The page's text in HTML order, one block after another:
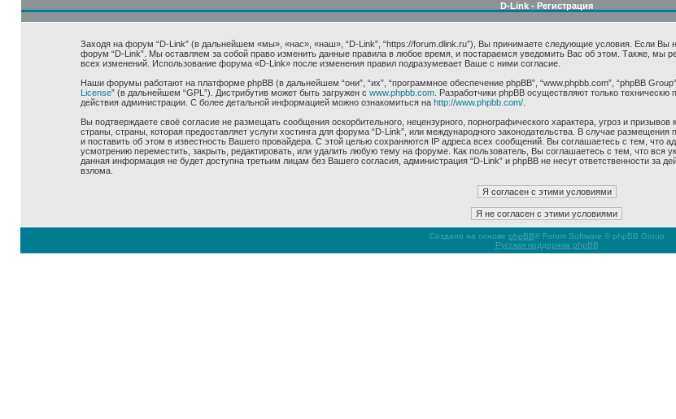
D-Link - Регистрация
Заходя на форум “D-Link” (в дальнейшем «мы», «нас», «наш», “D-Link”, “https://forum.dlink.ru”), Вы принимаете следующие условия. Если Вы
форум “D-Link”. Мы оставляем за собой право изменить данные правила в любое время, и постараемся уведомить Вас об этом. Также, мы
всех изменений. Использование форума «D-Link» после изменения правил подразумевает Ваше с ними согласие.
Наши форумы работают на платформе phpBB (в дальнейшем “они”, “их”, “программное обеспечение phpBB”, “www.phpbb.com”, “phpBB
License” (в дальнейшем “GPL”). Дистрибутив может быть загружен с www.phpbb.com. Разработчики phpBB осуществляют только
действия администрации. С более детальной информацией можно ознакомиться на http://www.phpbb.com/.
Вы подтверждаете своё согласие не размещать сообщения оскорбительного, нецензурного, порнографического характера, угроз и
страны, страны, которая предоставляет услуги хостинга для форума “D-Link”, или международного законодательства. В случае
и поставить об этом в известность Вашего провайдера. С этой целью сохраняются IP адреса всех сообщений. Вы соглашаетесь с тем, что
усмотрению переместить, закрыть, редактировать, или удалить любую тему на форуме. Как пользователь, Вы соглашаетесь с тем, что вся
данная информация не будет доступна третьим лицам без Вашего согласия, администрация “D-Link” и phpBB не несут ответственности за
взлома.
Создано на основе phpBB® Forum Software © phpBB Group
Русская поддержка phpBB